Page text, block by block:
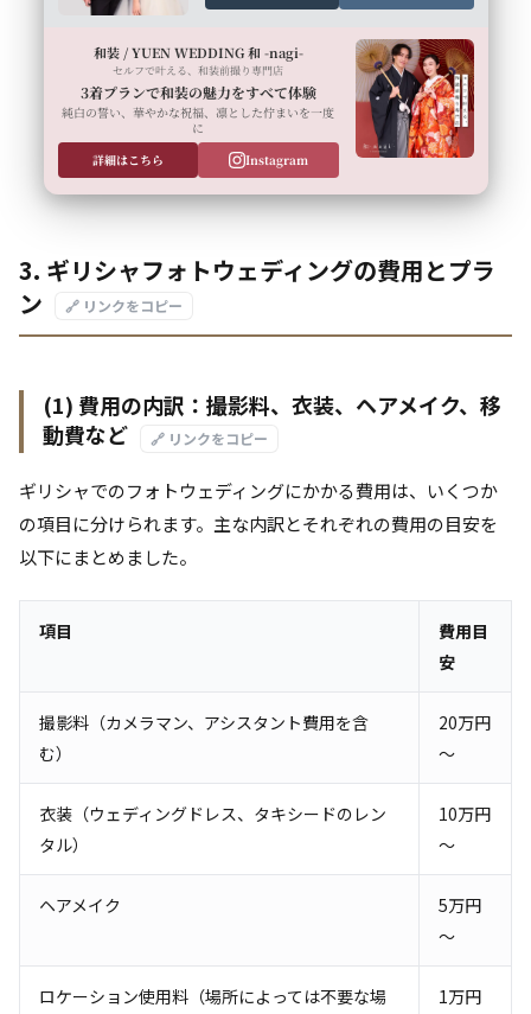
和装 / YUEN WEDDING 和 -nagi-
セルフで叶える、和装前撮り専門店
3着プランで和装の魅力をすべて体験
純白の誓い、華やかな祝福、凛とした佇まいを一度
に
詳細はこちら
Instagram
3. ギリシャフォトウェディングの費用とプラ
ン
🔗 リンクをコピー
(1) 費用の内訳：撮影料、衣装、ヘアメイク、移
動費など
🔗 リンクをコピー
ギリシャでのフォトウェディングにかかる費用は、いくつか
の項目に分けられます。主な内訳とそれぞれの費用の目安を
以下にまとめました。
項目
費用目
安
撮影料（カメラマン、アシスタント費用を含
む）
20万円
～
衣装（ウェディングドレス、タキシードのレン
タル）
10万円
～
ヘアメイク
5万円
～
ロケーション使用料（場所によっては不要な場
1万円